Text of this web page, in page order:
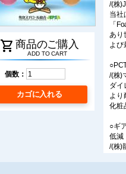
shopping_cart 商品のご購入
ADD TO CART
個数：
カゴに入れる
/(株
当社
「
あり
よび
/(株)
ダイ
より
化粧
○ギ
低減
/(株)